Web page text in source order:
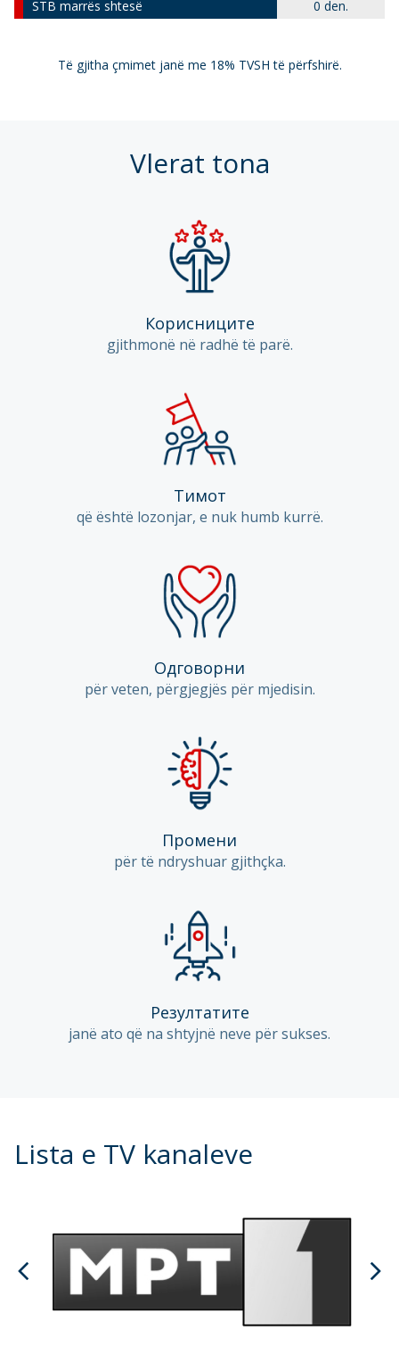
STB marrës shtesë 0 den.
Të gjitha çmimet janë me 18% TVSH të përfshirë.
Vlerat tona
Корисниците
gjithmonë në radhë të parë.
Тимот
që është lozonjar, e nuk humb kurrë.
Одговорни
për veten, përgjegjës për mjedisin.
Промени
për të ndryshuar gjithçka.
Резултатите
janë ato që na shtyjnë neve për sukses.
Lista e TV kanaleve